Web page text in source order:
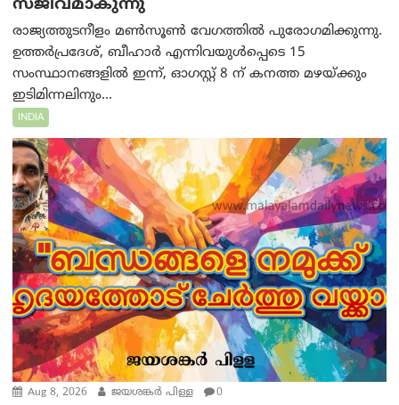
സജീവമാകുന്നു
രാജ്യത്തുടനീളം മൺസൂൺ വേഗത്തിൽ പുരോഗമിക്കുന്നു.
ഉത്തർപ്രദേശ്, ബീഹാർ എന്നിവയുൾപ്പെടെ 15
സംസ്ഥാനങ്ങളിൽ ഇന്ന്, ഓഗസ്റ്റ് 8 ന് കനത്ത മഴയ്ക്കും
ഇടിമിന്നലിനും...
INDIA
Aug 8, 2026 ജയശങ്കര്‍ പിള്ള 0